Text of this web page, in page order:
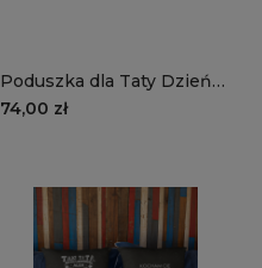
Poduszka dla Taty Dzień
Ojca DT05 | ciężarówka
74,00 zł